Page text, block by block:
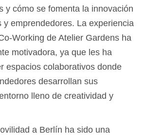
y cómo se fomenta la innovación
y emprendedores. La experiencia
Working de Atelier Gardens ha
motivadora, ya que les ha
espacios colaborativos donde
desarrollan sus
lleno de creatividad y
a Berlín ha sido una